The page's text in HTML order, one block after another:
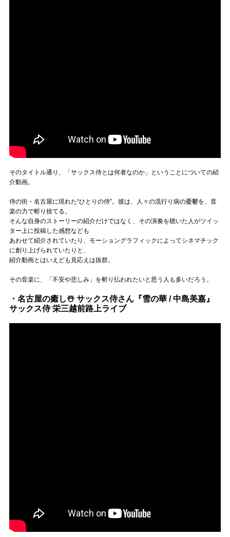
そのタイトル通り、「サックス侍とは何者なのか」ということについての紹
介動画。
侍の街・名古屋に現れた“ひとりの侍”。彼は、人々の流行り病の憂鬱を、音
楽の力で斬り捨てる。
そんな自身のストーリーの紹介だけではなく、その演奏を聴いた人がツイッ
ター上に投稿した感想なども
あわせて紹介されていたり、モーショングラフィックによってシネマチック
に創り上げられていたりと、
紹介動画とはいえども見応えは抜群。
その音楽に、「不安や悲しみ」を斬り払われたいと思う人も多いだろう。
・名古屋の癒し☃️ サックス侍さん『雪の華 / 中島美嘉』
サックス侍 栄三越前路上ライブ